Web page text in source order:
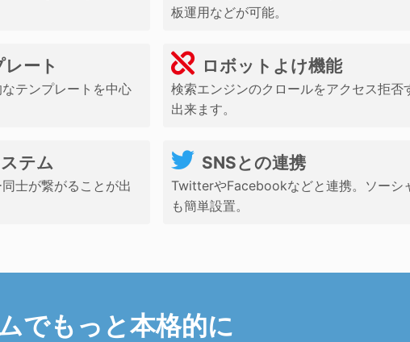
ート
テンプレートを中心
テム
士が繋がることが出
板運用などが可能。
ロボットよけ機能
検索エンジンのクロールをアクセス拒否
出来ます。
SNSとの連携
TwitterやFacebookなどと連携。ソーシ
も簡単設置。
でもっと本格的に